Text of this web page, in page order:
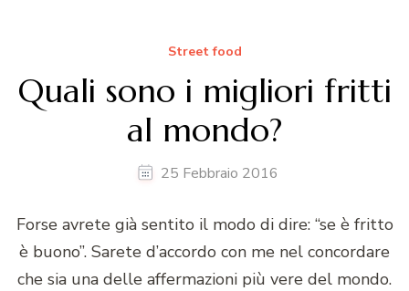
Street food
Quali sono i migliori fritti
al mondo?
25 Febbraio 2016
Forse avrete già sentito il modo di dire: “se è fritto
è buono”. Sarete d’accordo con me nel concordare
che sia una delle affermazioni più vere del mondo.